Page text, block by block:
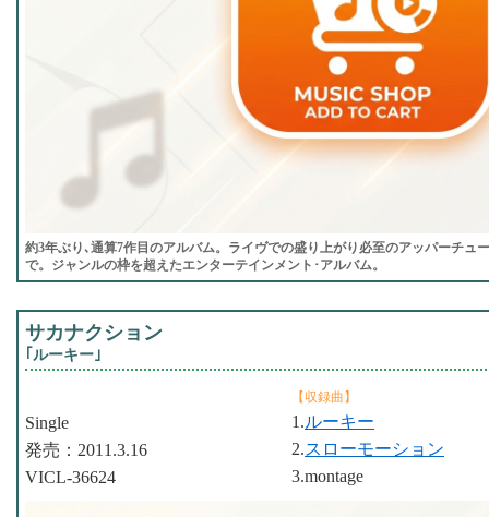
約3年ぶり､通算7作目のアルバム。ライヴでの盛り上がり必至のアッパーチュ
で。ジャンルの枠を超えたエンターテインメント･アルバム。
サカナクション
｢ルーキー｣
【収録曲】
1.ルーキー
2.スローモーション
3.montage
Single
発売：2011.3.16
VICL-36624